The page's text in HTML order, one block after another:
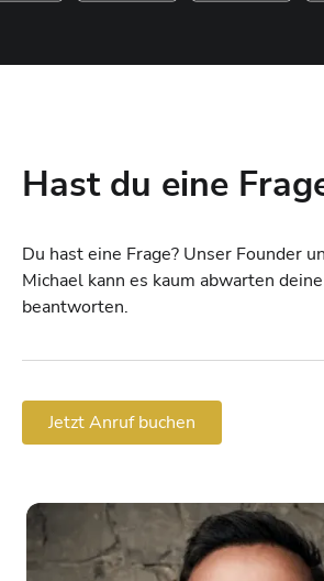
Hast du eine
Du hast eine Frage? Unser Founder
Michael kann es kaum abwarten
beantworten.
Jetzt Anruf buchen